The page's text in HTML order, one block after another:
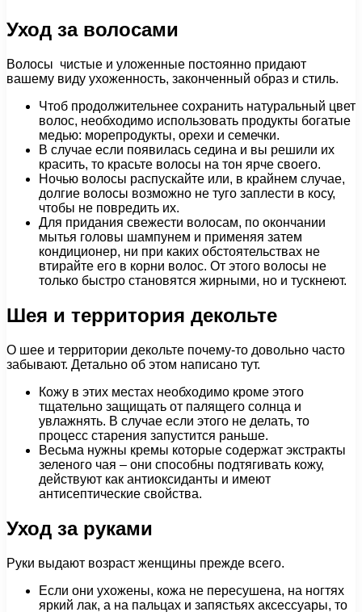
Уход за волосами
Волосы чистые и уложенные постоянно придают
вашему виду ухоженность, законченный образ и стиль.
Чтоб продолжительнее сохранить натуральный цвет
волос, необходимо использовать продукты богатые
медью: морепродукты, орехи и семечки.
В случае если появилась седина и вы решили их
красить, то красьте волосы на тон ярче своего.
Ночью волосы распускайте или, в крайнем случае,
долгие волосы возможно не туго заплести в косу,
чтобы не повредить их.
Для придания свежести волосам, по окончании
мытья головы шампунем и применяя затем
кондиционер, ни при каких обстоятельствах не
втирайте его в корни волос. От этого волосы не
только быстро становятся жирными, но и тускнеют.
Шея и территория декольте
О шее и территории декольте почему-то довольно часто
забывают. Детально об этом написано тут.
Кожу в этих местах необходимо кроме этого
тщательно защищать от палящего солнца и
увлажнять. В случае если этого не делать, то
процесс старения запустится раньше.
Весьма нужны кремы которые содержат экстракты
зеленого чая – они способны подтягивать кожу,
действуют как антиоксиданты и имеют
антисептические свойства.
Уход за руками
Руки выдают возраст женщины прежде всего.
Если они ухожены, кожа не пересушена, на ногтях
яркий лак, а на пальцах и запястьях аксессуары, то